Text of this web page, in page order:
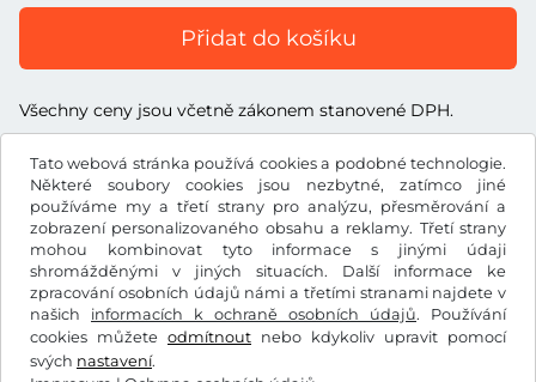
Tato webová stránka používá cookies a podobné technologie.
Některé soubory cookies jsou nezbytné, zatímco jiné
používáme my a třetí strany pro analýzu, přesměrování a
zobrazení personalizovaného obsahu a reklamy. Třetí strany
mohou kombinovat tyto informace s jinými údaji
shromážděnými v jiných situacích. Další informace ke
zpracování osobních údajů námi a třetími stranami najdete v
našich informacích k ochraně osobních údajů. Používání
cookies můžete odmítnout nebo kdykoliv upravit pomocí
svých nastavení.
Přidat do košíku
Všechny ceny jsou včetně zákonem stanovené DPH.
dkr.DKK
Facebook Instagram
Všeobecné obchodní podmínky / Právo na odstoupení od